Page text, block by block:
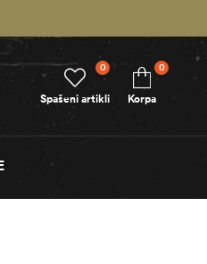
Spašeni artikli
0
Korpa
0